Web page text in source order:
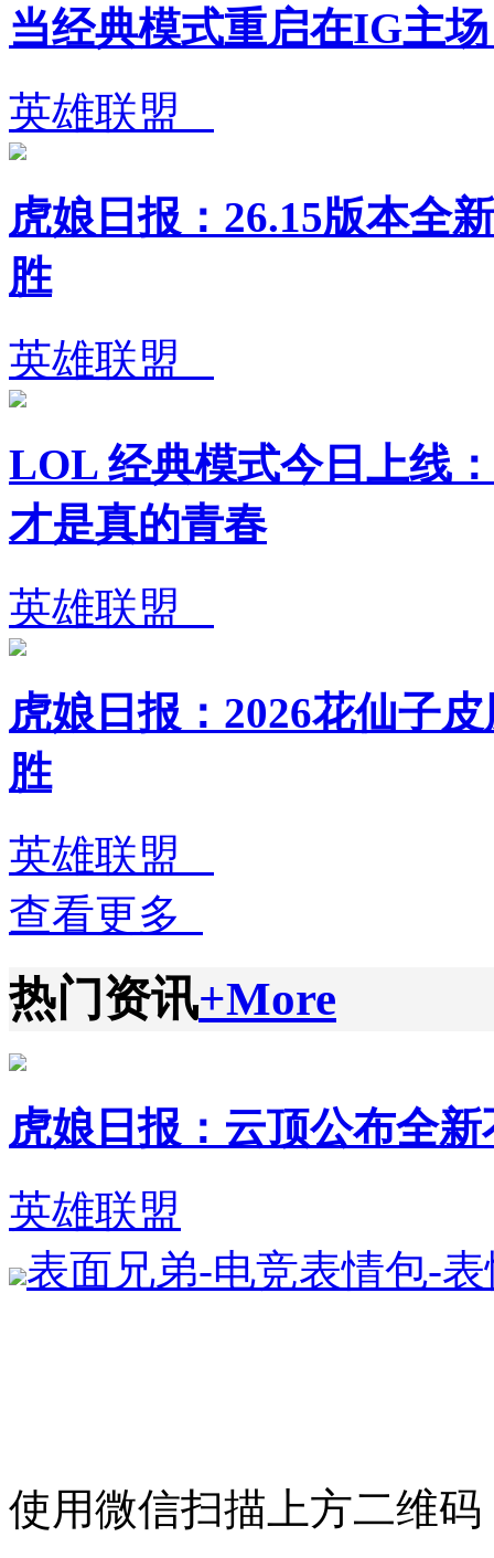
当经典模式重启在IG主
英雄联盟
虎娘日报：26.15版本全
胜
英雄联盟
LOL 经典模式今日上线
才是真的青春
英雄联盟
虎娘日报：2026花仙子
胜
英雄联盟
查看更多
热门资讯+More
虎娘日报：云顶公布全
英雄联盟
表面兄弟-电竞表情包-
使用微信扫描上方二维码